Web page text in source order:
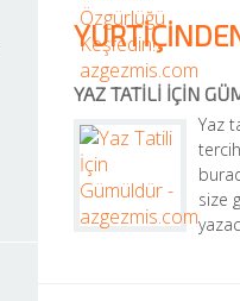
YAZ TATILI İÇIN
Yaz
size